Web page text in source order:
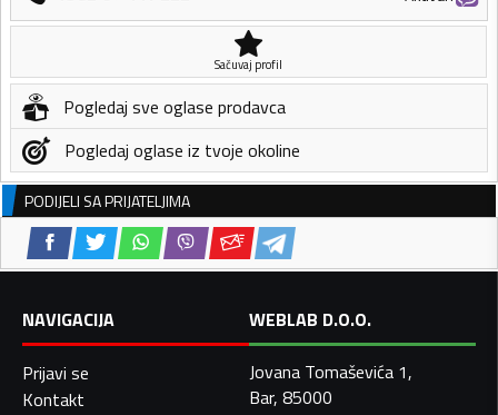
Sačuvaj profil
Pogledaj sve oglase prodavca
Pogledaj oglase iz tvoje okoline
PODIJELI SA PRIJATELJIMA
NAVIGACIJA
Prijavi se
Kontakt
WEBLAB D.O.O.
Jovana Tomaševića 1,
Bar, 85000